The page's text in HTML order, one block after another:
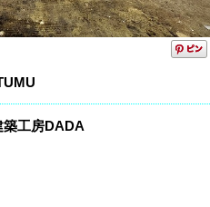
築工房DADA